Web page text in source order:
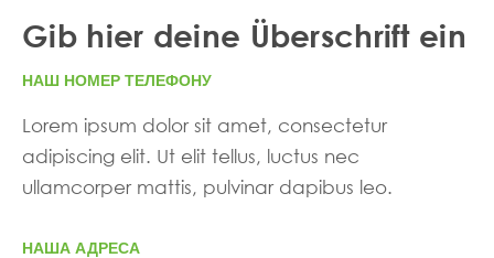
Gib hier deine Überschrift ein
НАШ НОМЕР ТЕЛЕФОНУ
Lorem ipsum dolor sit amet, consectetur
adipiscing elit. Ut elit tellus, luctus nec
ullamcorper mattis, pulvinar dapibus leo.
НАША АДРЕСА